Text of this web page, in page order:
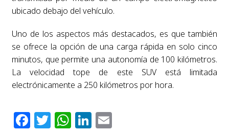
ubicado debajo del vehículo.
Uno de los aspectos más destacados, es que también
se ofrece la opción de una carga rápida en solo cinco
minutos, que permite una autonomía de 100 kilómetros.
La velocidad tope de este SUV está limitada
electrónicamente a 250 kilómetros por hora.
Facebook
Twitter
WhatsApp
LinkedIn
Email